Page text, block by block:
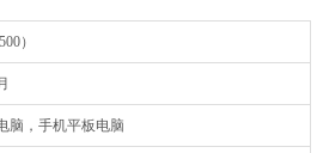
）
脑，手机平板电脑